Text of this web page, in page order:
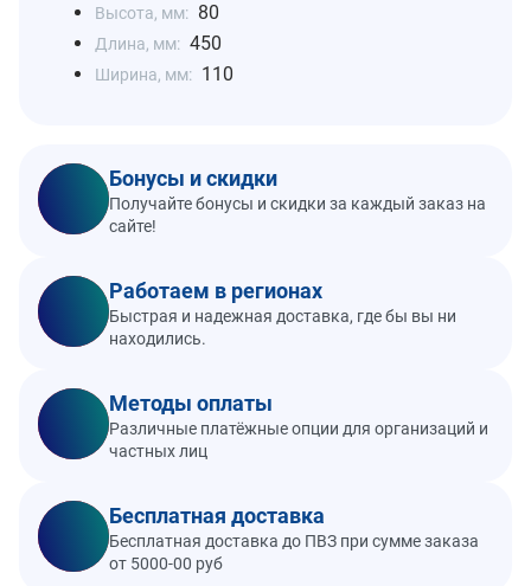
Высота, мм: 80
Длина, мм: 450
Ширина, мм: 110
Бонусы и скидки
Получайте бонусы и скидки за каждый заказ на
сайте!
Работаем в регионах
Быстрая и надежная доставка, где бы вы ни
находились.
Методы оплаты
Различные платёжные опции для организаций и
частных лиц
Бесплатная доставка
Бесплатная доставка до ПВЗ при сумме заказа
от 5000-00 руб